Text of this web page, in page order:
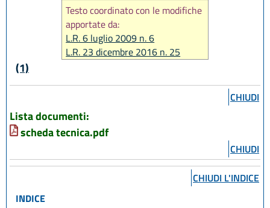
Testo coordinato con le modifiche
apportate da:
L.R. 6 luglio 2009 n. 6
L.R. 23 dicembre 2016 n. 25
(1)
CHIUDI
Lista documenti:
scheda tecnica.pdf
CHIUDI
CHIUDI L'INDICE
INDICE